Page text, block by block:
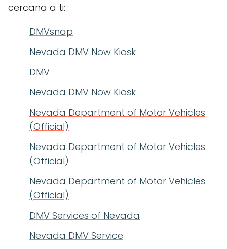
cercana a ti:
DMVsnap
Nevada DMV Now Kiosk
DMV
Nevada DMV Now Kiosk
Nevada Department of Motor Vehicles
(Official)
Nevada Department of Motor Vehicles
(Official)
Nevada Department of Motor Vehicles
(Official)
DMV Services of Nevada
Nevada DMV Service